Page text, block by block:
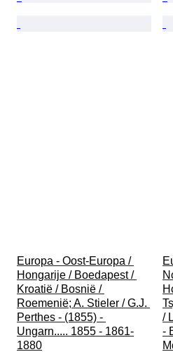
Europa - Oost-Europa /
Hongarije / Boedapest /
Kroatië / Bosnië /
Roemenië; A. Stieler / G.J.
Perthes - (1855) -
Ungarn..... 1855 - 1861-
1880
/
-